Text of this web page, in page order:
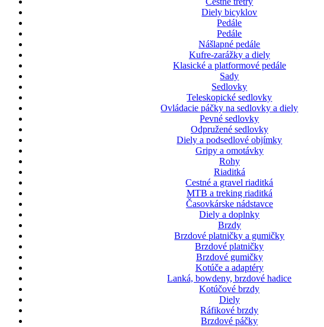
Diely bicyklov
Pedále
Pedále
Nášlapné pedále
Kufre-zarážky a diely
Klasické a platformové pedále
Sady
Sedlovky
Teleskopické sedlovky
Ovládacie páčky na sedlovky a diely
Pevné sedlovky
Odpružené sedlovky
Diely a podsedlové objímky
Gripy a omotávky
Rohy
Riaditká
Cestné a gravel riaditká
MTB a treking riaditká
Časovkárske nádstavce
Diely a doplnky
Brzdy
Brzdové platničky a gumičky
Brzdové platničky
Brzdové gumičky
Kotúče a adaptéry
Lanká, bowdeny, brzdové hadice
Kotúčové brzdy
Diely
Ráfikové brzdy
Brzdové páčky